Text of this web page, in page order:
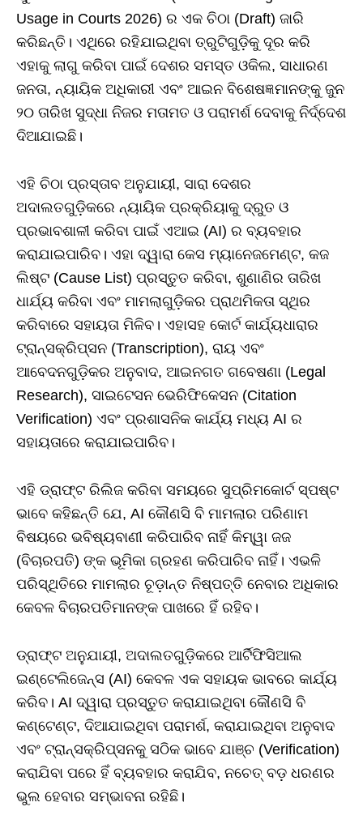
Usage in Courts 2026) ର ଏକ ଚିଠା (Draft) ଜାରି
କରିଛନ୍ତି। ଏଥିରେ ରହିଯାଇଥିବା ତ୍ରୁଟିଗୁଡ଼ିକୁ ଦୂର କରି
ଏହାକୁ ଲାଗୁ କରିବା ପାଇଁ ଦେଶର ସମସ୍ତ ଓକିଲ, ସାଧାରଣ
ଜନତା, ନ୍ୟାୟିକ ଅଧିକାରୀ ଏବଂ ଆଇନ ବିଶେଷଜ୍ଞମାନଙ୍କୁ ଜୁନ
୨୦ ତାରିଖ ସୁଦ୍ଧା ନିଜର ମତାମତ ଓ ପରାମର୍ଶ ଦେବାକୁ ନିର୍ଦ୍ଦେଶ
ଦିଆଯାଇଛି।
ଏହି ଚିଠା ପ୍ରସ୍ତାବ ଅନୁଯାୟୀ, ସାରା ଦେଶର
ଅଦାଲତଗୁଡ଼ିକରେ ନ୍ୟାୟିକ ପ୍ରକ୍ରିୟାକୁ ଦ୍ରୁତ ଓ
ପ୍ରଭାବଶାଳୀ କରିବା ପାଇଁ ଏଆଇ (AI) ର ବ୍ୟବହାର
କରାଯାଇପାରିବ। ଏହା ଦ୍ୱାରା କେସ ମ୍ୟାନେଜମେଣ୍ଟ, କଜ
ଲିଷ୍ଟ (Cause List) ପ୍ରସ୍ତୁତ କରିବା, ଶୁଣାଣିର ତାରିଖ
ଧାର୍ଯ୍ୟ କରିବା ଏବଂ ମାମଲାଗୁଡ଼ିକର ପ୍ରାଥମିକତା ସ୍ଥିର
କରିବାରେ ସହାୟତା ମିଳିବ। ଏହାସହ କୋର୍ଟ କାର୍ଯ୍ୟଧାରାର
ଟ୍ରାନ୍ସକ୍ରିପ୍ସନ (Transcription), ରାୟ ଏବଂ
ଆବେଦନଗୁଡ଼ିକର ଅନୁବାଦ, ଆଇନଗତ ଗବେଷଣା (Legal
Research), ସାଇଟେସନ ଭେରିଫିକେସନ (Citation
Verification) ଏବଂ ପ୍ରଶାସନିକ କାର୍ଯ୍ୟ ମଧ୍ୟ AI ର
ସହାୟତାରେ କରାଯାଇପାରିବ।
ଏହି ଡ୍ରାଫ୍ଟ ରିଲିଜ କରିବା ସମୟରେ ସୁପ୍ରିମକୋର୍ଟ ସ୍ପଷ୍ଟ
ଭାବେ କହିଛନ୍ତି ଯେ, AI କୌଣସି ବି ମାମଲାର ପରିଣାମ
ବିଷୟରେ ଭବିଷ୍ୟବାଣୀ କରିପାରିବ ନାହିଁ କିମ୍ୱା ଜଜ
(ବିଚାରପତି) ଙ୍କ ଭୂମିକା ଗ୍ରହଣ କରିପାରିବ ନାହିଁ। ଏଭଳି
ପରିସ୍ଥିତିରେ ମାମଲାର ଚୂଡ଼ାନ୍ତ ନିଷ୍ପତ୍ତି ନେବାର ଅଧିକାର
କେବଳ ବିଚାରପତିମାନଙ୍କ ପାଖରେ ହିଁ ରହିବ।
ଡ୍ରାଫ୍ଟ ଅନୁଯାୟୀ, ଅଦାଲତଗୁଡ଼ିକରେ ଆର୍ଟିଫିସିଆଲ
ଇଣ୍ଟେଲିଜେନ୍ସ (AI) କେବଳ ଏକ ସହାୟକ ଭାବରେ କାର୍ଯ୍ୟ
କରିବ। AI ଦ୍ୱାରା ପ୍ରସ୍ତୁତ କରାଯାଇଥିବା କୌଣସି ବି
କଣ୍ଟେଣ୍ଟ, ଦିଆଯାଇଥିବା ପରାମର୍ଶ, କରାଯାଇଥିବା ଅନୁବାଦ
ଏବଂ ଟ୍ରାନ୍ସକ୍ରିପ୍ସନକୁ ସଠିକ ଭାବେ ଯାଞ୍ଚ (Verification)
କରାଯିବା ପରେ ହିଁ ବ୍ୟବହାର କରାଯିବ, ନଚେତ୍ ବଡ଼ ଧରଣର
ଭୁଲ ହେବାର ସମ୍ଭାବନା ରହିଛି।